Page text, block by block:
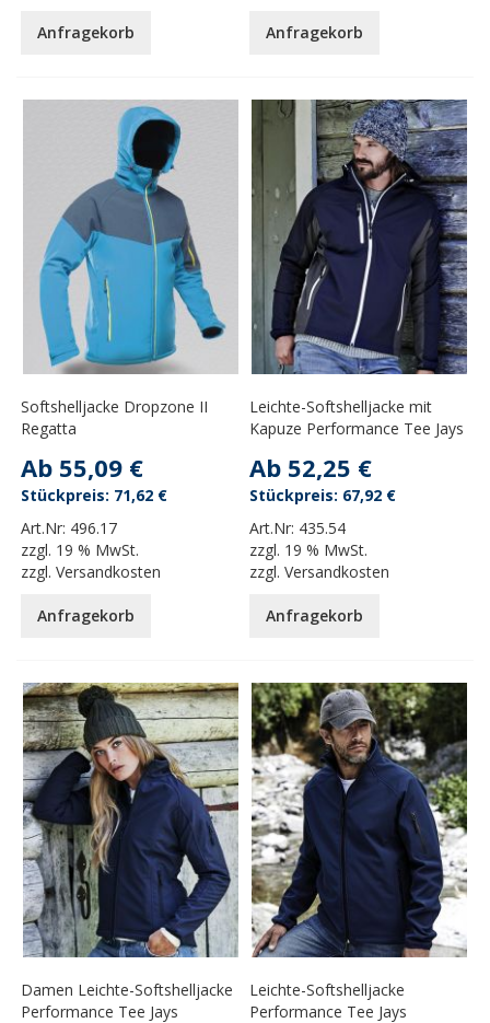
Anfragekorb Anfragekorb
Softshelljacke Dropzone II
Regatta
Ab 55,09 €
Art.Nr: 496.17
zzgl. 19 % MwSt.
zzgl.Versandkosten
71,62 €
Anfragekorb
Leichte-Softshelljacke mit
Kapuze Performance Tee Jays
Ab 52,25 €
Art.Nr: 435.54
zzgl. 19 % MwSt.
zzgl.Versandkosten
67,92 €
Anfragekorb
Damen Leichte-Softshelljacke
Performance Tee Jays
Leichte-Softshelljacke
Performance Tee Jays